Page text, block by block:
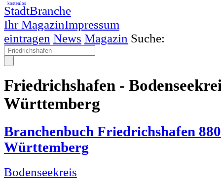
StadtBranche
Ihr MagazinImpressum
kostenlos
eintragen News Magazin Suche:
Friedrichshafen -
Württemberg
Branchenbuch Friedrichshafen
Württemberg
Bodenseekreis